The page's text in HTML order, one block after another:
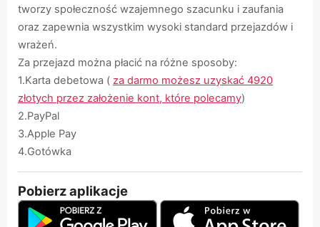
tworzy społeczność wzajemnego szacunku i zaufania
oraz zapewnia wszystkim wysoki standard przejazdów i
wrażeń.
Za przejazd można płacić na różne sposoby:
1.Karta debetowa ( za darmo możesz uzyskać 4920
złotych przez założenie kont, które polecamy)
2.PayPal
3.Apple Pay
4.Gotówka
Pobierz aplikacje